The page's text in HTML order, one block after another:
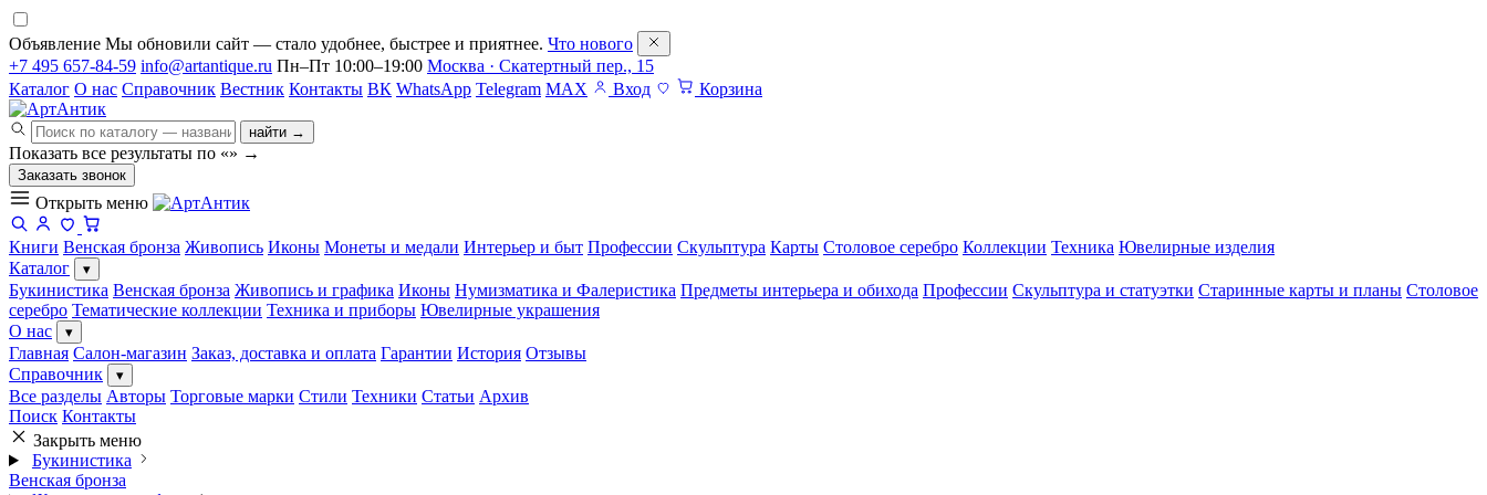
Объявление Мы обновили сайт — стало удобнее, быстрее и приятнее. Что нового
+7 495 657-84-59 info@artantique.ru Пн–Пт 10:00–19:00 Москва · Скатертный пер., 15
Каталог О нас Справочник Вестник Контакты ВК WhatsApp Telegram MAX Вход Корзина
найти →
Показать все результаты по «» →
Заказать звонок
Открыть меню
Книги Венская бронза Живопись Иконы Монеты и медали Интерьер и быт Профессии Скульптура Карты Столовое серебро Коллекции Техника Ювелирные изделия
Каталог
▾
Букинистика Венская бронза Живопись и графика Иконы Нумизматика и Фалеристика Предметы интерьера и обихода Профессии Скульптура и статуэтки Старинные карты и планы Столовое
серебро Тематические коллекции Техника и приборы Ювелирные украшения
О нас
▾
Главная Салон-магазин Заказ, доставка и оплата Гарантии История Отзывы
Справочник
▾
Все разделы Авторы Торговые марки Стили Техники Статьи Архив
Поиск Контакты
Закрыть меню
Букинистика
Венская бронза